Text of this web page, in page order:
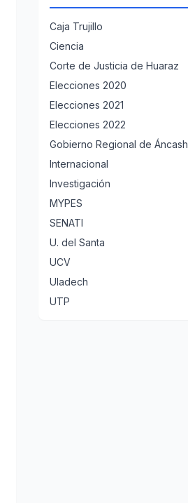
Caja Trujillo
Ciencia
Corte de Justicia de Huaraz
Elecciones 2020
Elecciones 2021
Elecciones 2022
Gobierno Regional de Áncash
Internacional
Investigación
MYPES
SENATI
U. del Santa
UCV
Uladech
UTP